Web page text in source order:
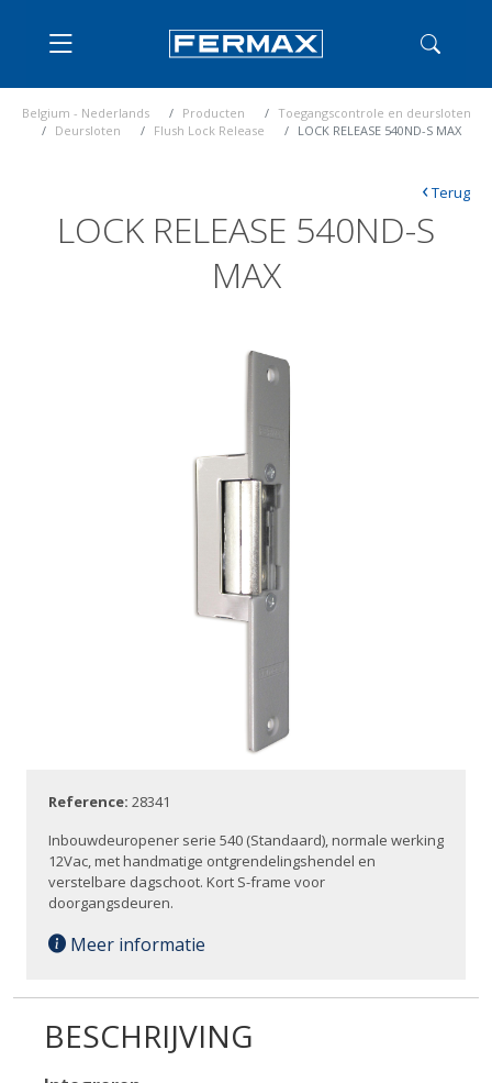
Belgium - Nederlands Producten
Toegangscontrole en deursloten
Deursloten
Flush Lock Release LOCK RELEASE 540ND-S MAX
LOCK RELEASE 540ND-S
MAX
‹Terug
Reference: 28341
Inbouwdeuropener serie 540 (Standaard), normale werking
12Vac, met handmatige ontgrendelingshendel en
verstelbare dagschoot. Kort S-frame voor
doorgangsdeuren.
Meer informatie
BESCHRIJVING